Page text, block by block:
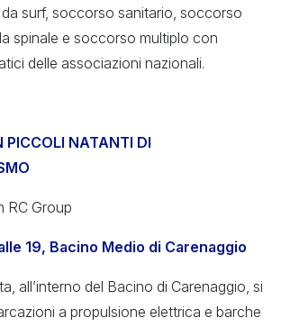
surf, soccorso sanitario, soccorso
spinale e soccorso multiplo con
delle associazioni nazionali.
PICCOLI NATANTI DI
RC Group
19, Bacino Medio di Carenaggio
all’interno del Bacino di Carenaggio, si
a propulsione elettrica e barche